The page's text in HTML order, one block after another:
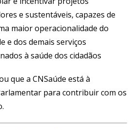
e sustentáveis, capazes de
maior operacionalidade do
e dos demais serviços
à saúde dos cidadãos
que a CNSaúde está à
para contribuir com os